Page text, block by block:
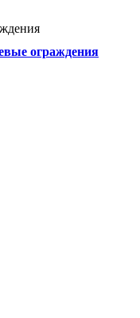
ограждения